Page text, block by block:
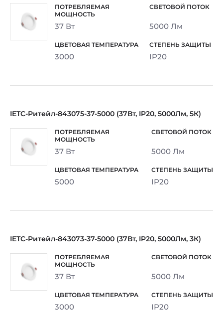
37 Вт 5000 Лм
3000 IP20
IETC-Ритейл-843075-37-5000 (37Вт, IP20, 5000Лм, 5К)
37 Вт 5000 Лм
5000 IP20
IETC-Ритейл-843073-37-5000 (37Вт, IP20, 5000Лм, 3К)
37 Вт 5000 Лм
3000 IP20